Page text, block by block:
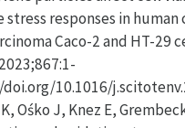
stress responses in
Caco-2 and HT-29
10.1016/
Ośko J, Knez E,